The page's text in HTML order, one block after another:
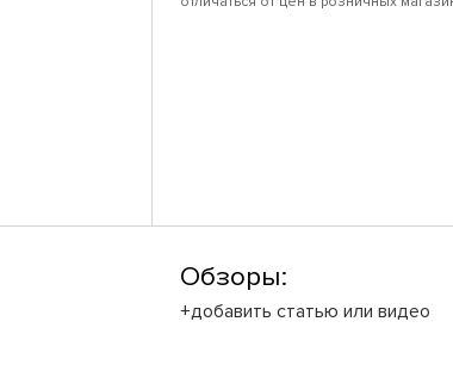
Обзоры:
+добавить статью или видео